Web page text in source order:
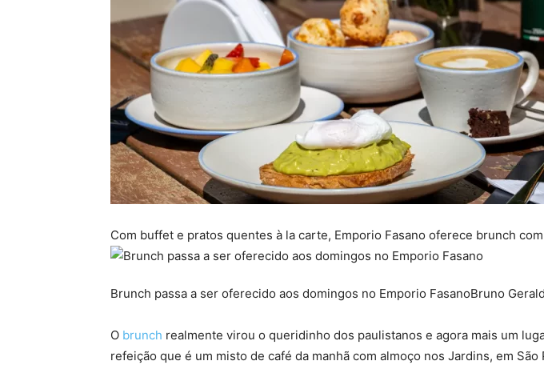
Com buffet e pratos quentes à la carte, Emporio Fasano oferece brunch
Brunch passa a ser oferecido aos domingos no Emporio FasanoBruno
O brunch realmente virou o queridinho dos paulistanos e agora mais um
refeição que é um misto de café da manhã com almoço nos Jardins, em São